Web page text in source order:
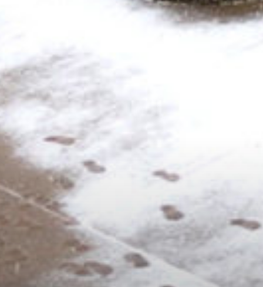
: Attempt to read property "cat_name" on null in